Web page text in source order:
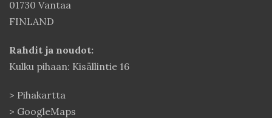
01730 Vantaa
FINLAND
Rahdit ja noudot:
Kulku pihaan: Kisällintie 16
> Pihakartta
> GoogleMaps